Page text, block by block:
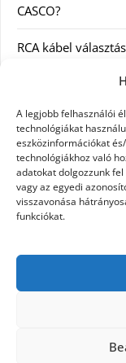
A legjobb felhasználói
technológiákat
eszközinformációkat
technológiákhoz való
adatokat dolgozzunk
vagy az egyedi
visszavonása
funkciókat.
CASCO?
RCA kábel
Magyarországon:
Akciós külföldi
ellenőrizz az ár
A Kassai Irodaház